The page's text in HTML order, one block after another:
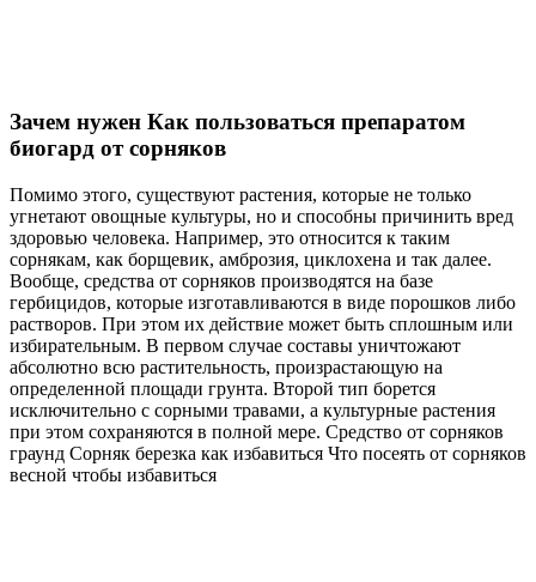
Зачем нужен Как пользоваться препаратом
биогард от сорняков
Помимо этого, существуют растения, которые не только
угнетают овощные культуры, но и способны причинить вред
здоровью человека. Например, это относится к таким
сорнякам, как борщевик, амброзия, циклохена и так далее.
Вообще, средства от сорняков производятся на базе
гербицидов, которые изготавливаются в виде порошков либо
растворов. При этом их действие может быть сплошным или
избирательным. В первом случае составы уничтожают
абсолютно всю растительность, произрастающую на
определенной площади грунта. Второй тип борется
исключительно с сорными травами, а культурные растения
при этом сохраняются в полной мере. Средство от сорняков
граунд Сорняк березка как избавиться Что посеять от сорняков
весной чтобы избавиться